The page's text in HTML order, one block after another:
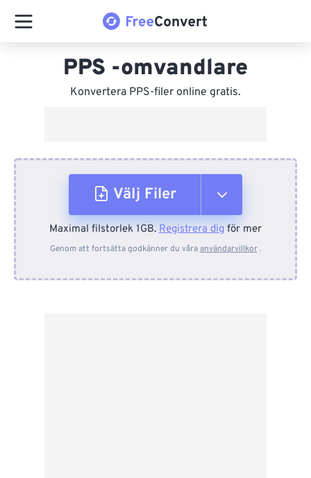
PPS -omvandlare
Konvertera PPS-filer online gratis.
Välj Filer
Från enhet
Maximal filstorlek 1GB. Registrera dig för mer
Genom att fortsätta godkänner du våraanvändarvillkor.